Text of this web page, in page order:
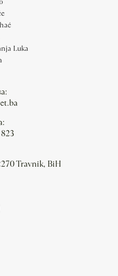
Luka
Travnik, BiH